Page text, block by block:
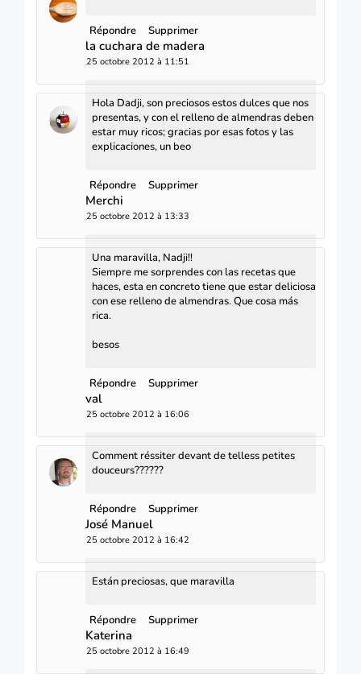
Répondre Supprimer
la cuchara de madera
25 octobre 2012 à 11:51
Hola Dadji, son preciosos estos dulces que nos
presentas, y con el relleno de almendras deben
estar muy ricos; gracias por esas fotos y las
explicaciones, un beo
Répondre Supprimer
Merchi
25 octobre 2012 à 13:33
Una maravilla, Nadji!!
Siempre me sorprendes con las recetas que
haces, esta en concreto tiene que estar deliciosa
con ese relleno de almendras. Que cosa más
rica.
besos
Répondre Supprimer
val
25 octobre 2012 à 16:06
Comment réssiter devant de telless petites
douceurs??????
Répondre Supprimer
José Manuel
25 octobre 2012 à 16:42
Están preciosas, que maravilla
Répondre Supprimer
Katerina
25 octobre 2012 à 16:49